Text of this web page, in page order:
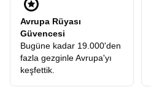
Avrupa Rüyası
Güvencesi
Bugüne kadar 19.000'den
fazla gezginle Avrupa'yı
keşfettik.